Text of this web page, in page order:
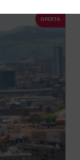
OFERTA